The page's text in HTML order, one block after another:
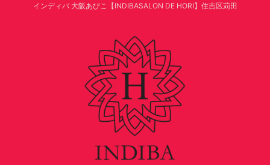
インディバ 大阪あびこ【INDIBASALON DE HORI】住吉区苅田